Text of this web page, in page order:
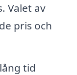
Valet av
pris och
tid